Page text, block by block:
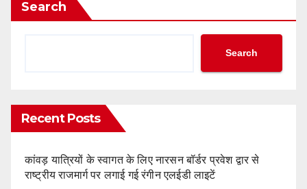
Search
Search
Recent Posts
कांवड़ यात्रियों के स्वागत के लिए नारसन बॉर्डर प्रवेश द्वार से
राष्ट्रीय राजमार्ग पर लगाई गई रंगीन एलईडी लाइटें